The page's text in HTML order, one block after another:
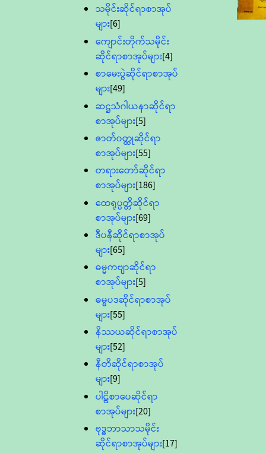
သမိုင်းဆိုင်ရာစာအုပ်
များ[6]
ကျောင်းတိုက်သမိုင်း
ဆိုင်ရာစာအုပ်များ[4]
စာမေးပွဲဆိုင်ရာစာအုပ်
များ[49]
ဆဋ္ဌသံဂါယနာဆိုင်ရာ
စာအုပ်များ[5]
ဇာတ်၀တ္ထုဆိုင်ရာ
စာအုပ်များ[55]
တရားတော်ဆိုင်ရာ
စာအုပ်များ[186]
ထေရုပ္ပတ္တိဆိုင်ရာ
စာအုပ်များ[69]
ဒီပနီဆိုင်ရာစာအုပ်
များ[65]
ဓမ္မကဗျာဆိုင်ရာ
စာအုပ်များ[5]
ဓမ္မပဒဆိုင်ရာစာအုပ်
များ[55]
နိဿယဆိုင်ရာစာအုပ်
များ[52]
နီတိဆိုင်ရာစာအုပ်
များ[9]
ပါဠိစာပေဆိုင်ရာ
စာအုပ်များ[20]
ဗုဒ္ဓဘာသာသမိုင်း
ဆိုင်ရာစာအုပ်များ[17]